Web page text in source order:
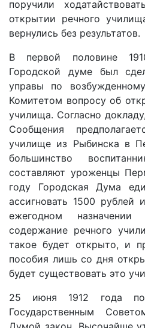
поручили
открытии речного
вернулись без результатов.
В первой половине
Городской думе был
управы по
Комитетом вопросу об
училища. Согласно
Сообщения
училище из Рыбинска в
большинство
составляют уроженцы
году Городская Дума
ассигновать 1500 рублей
ежегодном
содержание речного
такое будет открыто, и
пособия лишь со дня
будет существовать это
25 июня 1912 года
Государственным